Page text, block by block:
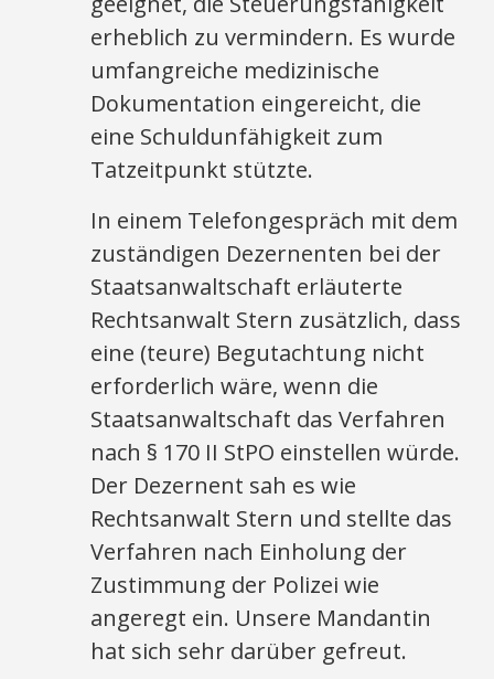
erheblich zu vermindern. Es wurde
umfangreiche medizinische
Dokumentation eingereicht, die
eine Schuldunfähigkeit zum
Tatzeitpunkt stützte.
In einem Telefongespräch mit dem
zuständigen Dezernenten bei der
Staatsanwaltschaft erläuterte
Rechtsanwalt Stern zusätzlich, dass
eine (teure) Begutachtung nicht
erforderlich wäre, wenn die
Staatsanwaltschaft das Verfahren
nach § 170 II StPO einstellen würde.
Der Dezernent sah es wie
Rechtsanwalt Stern und stellte das
Verfahren nach Einholung der
Zustimmung der Polizei wie
angeregt ein. Unsere Mandantin
hat sich sehr darüber gefreut.